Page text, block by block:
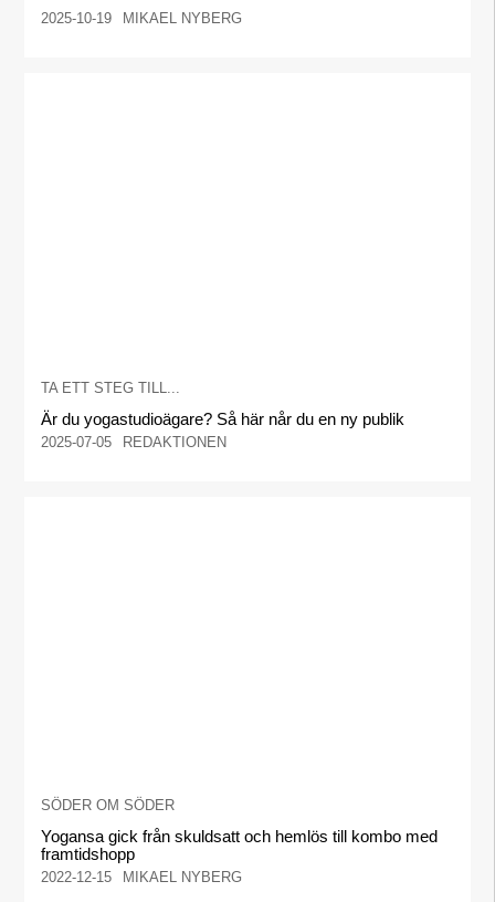
2025-10-19 MIKAEL NYBERG
TA ETT STEG TILL...
Är du yogastudioägare? Så här når du en ny publik
2025-07-05 REDAKTIONEN
SÖDER OM SÖDER
Yogansa gick från skuldsatt och hemlös till kombo med
framtidshopp
2022-12-15 MIKAEL NYBERG